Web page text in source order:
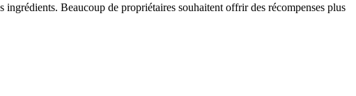
Beaucoup de propriétaires souhaitent offrir des récompenses plus